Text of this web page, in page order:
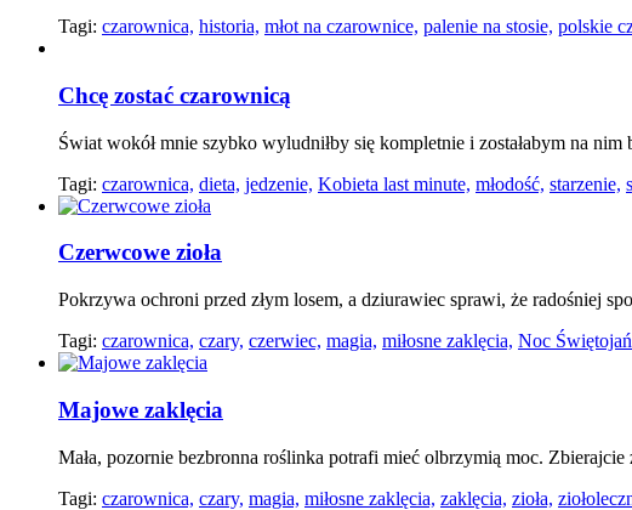
Tagi: czarownica, historia, młot na czarownice, palenie na stosie, polskie
Chcę zostać czarownicą
Świat wokół mnie szybko wyludniłby się kompletnie i zostałabym na nim
Tagi: czarownica, dieta, jedzenie, Kobieta last minute, młodość, starzenie,
Czerwcowe zioła
Pokrzywa ochroni przed złym losem, a dziurawiec sprawi, że radośniej
Tagi: czarownica, czary, czerwiec, magia, miłosne zaklęcia, Noc
Majowe zaklęcia
Mała, pozornie bezbronna roślinka potrafi mieć olbrzymią moc. Zbierajcie
Tagi: czarownica, czary, magia, miłosne zaklęcia, zaklęcia, zioła,